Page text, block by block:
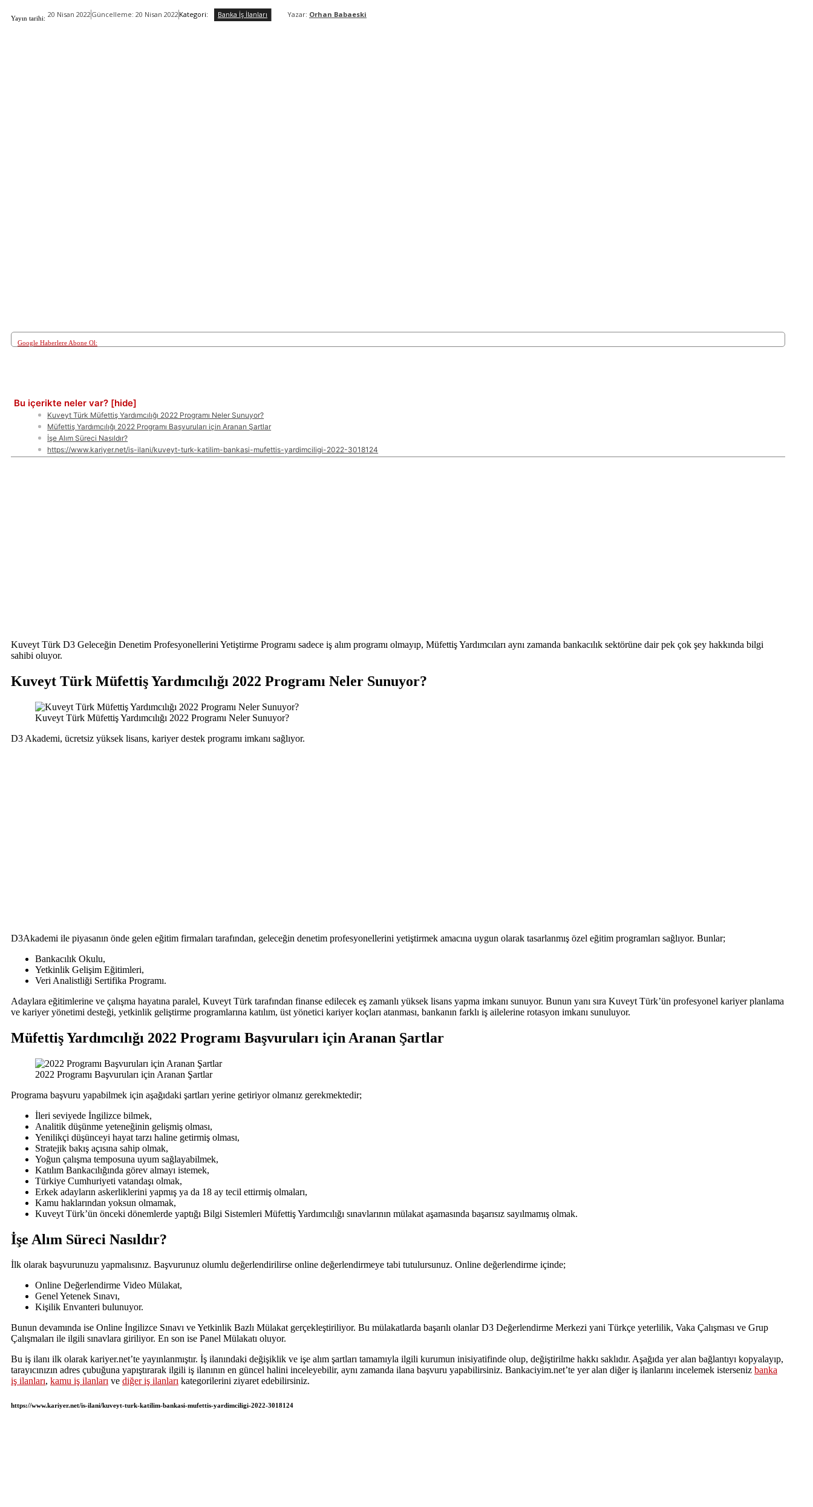
Yayın tarihi: 20 Nisan 2022Güncelleme: 20 Nisan 2022Kategori: Banka İş İlanları Yazar: Orhan Babaeski
Google Haberlere Abone Ol:
Bu içerikte neler var? [hide]
Kuveyt Türk Müfettiş Yardımcılığı 2022 Programı Neler Sunuyor?
Müfettiş Yardımcılığı 2022 Programı Başvuruları için Aranan Şartlar
İşe Alım Süreci Nasıldır?
https://www.kariyer.net/is-ilani/kuveyt-turk-katilim-bankasi-mufettis-yardimciligi-2022-3018124
Kuveyt Türk D3 Geleceğin Denetim Profesyonellerini Yetiştirme Programı sadece iş alım programı olmayıp, Müfettiş Yardımcıları aynı zamanda bankacılık sektörüne dair pek çok şey hakkında bilgi
sahibi oluyor.
Kuveyt Türk Müfettiş Yardımcılığı 2022 Programı Neler Sunuyor?
Kuveyt Türk Müfettiş Yardımcılığı 2022 Programı Neler Sunuyor?
D3 Akademi, ücretsiz yüksek lisans, kariyer destek programı imkanı sağlıyor.
D3Akademi ile piyasanın önde gelen eğitim firmaları tarafından, geleceğin denetim profesyonellerini yetiştirmek amacına uygun olarak tasarlanmış özel eğitim programları sağlıyor. Bunlar;
Bankacılık Okulu,
Yetkinlik Gelişim Eğitimleri,
Veri Analistliği Sertifika Programı.
Adaylara eğitimlerine ve çalışma hayatına paralel, Kuveyt Türk tarafından finanse edilecek eş zamanlı yüksek lisans yapma imkanı sunuyor. Bunun yanı sıra Kuveyt Türk’ün profesyonel kariyer planlama
ve kariyer yönetimi desteği, yetkinlik geliştirme programlarına katılım, üst yönetici kariyer koçları atanması, bankanın farklı iş ailelerine rotasyon imkanı sunuluyor.
Müfettiş Yardımcılığı 2022 Programı Başvuruları için Aranan Şartlar
2022 Programı Başvuruları için Aranan Şartlar
Programa başvuru yapabilmek için aşağıdaki şartları yerine getiriyor olmanız gerekmektedir;
İleri seviyede İngilizce bilmek,
Analitik düşünme yeteneğinin gelişmiş olması,
Yenilikçi düşünceyi hayat tarzı haline getirmiş olması,
Stratejik bakış açısına sahip olmak,
Yoğun çalışma temposuna uyum sağlayabilmek,
Katılım Bankacılığında görev almayı istemek,
Türkiye Cumhuriyeti vatandaşı olmak,
Erkek adayların askerliklerini yapmış ya da 18 ay tecil ettirmiş olmaları,
Kamu haklarından yoksun olmamak,
Kuveyt Türk’ün önceki dönemlerde yaptığı Bilgi Sistemleri Müfettiş Yardımcılığı sınavlarının mülakat aşamasında başarısız sayılmamış olmak.
İşe Alım Süreci Nasıldır?
İlk olarak başvurunuzu yapmalısınız. Başvurunuz olumlu değerlendirilirse online değerlendirmeye tabi tutulursunuz. Online değerlendirme içinde;
Online Değerlendirme Video Mülakat,
Genel Yetenek Sınavı,
Kişilik Envanteri bulunuyor.
Bunun devamında ise Online İngilizce Sınavı ve Yetkinlik Bazlı Mülakat gerçekleştiriliyor. Bu mülakatlarda başarılı olanlar D3 Değerlendirme Merkezi yani Türkçe yeterlilik, Vaka Çalışması ve Grup
Çalışmaları ile ilgili sınavlara giriliyor. En son ise Panel Mülakatı oluyor.
Bu iş ilanı ilk olarak kariyer.net’te yayınlanmıştır. İş ilanındaki değişiklik ve işe alım şartları tamamıyla ilgili kurumun inisiyatifinde olup, değiştirilme hakkı saklıdır. Aşağıda yer alan bağlantıyı kopyalayıp,
tarayıcınızın adres çubuğuna yapıştırarak ilgili iş ilanının en güncel halini inceleyebilir, aynı zamanda ilana başvuru yapabilirsiniz. Bankaciyim.net’te yer alan diğer iş ilanlarını incelemek isterseniz banka
iş ilanları, kamu iş ilanları ve diğer iş ilanları kategorilerini ziyaret edebilirsiniz.
https://www.kariyer.net/is-ilani/kuveyt-turk-katilim-bankasi-mufettis-yardimciligi-2022-3018124